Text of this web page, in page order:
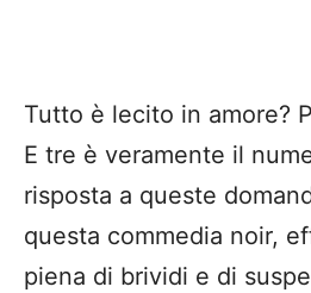
Tutto è lecito in amore?
E tre è veramente il
risposta a queste
questa commedia noir,
piena di brividi e di